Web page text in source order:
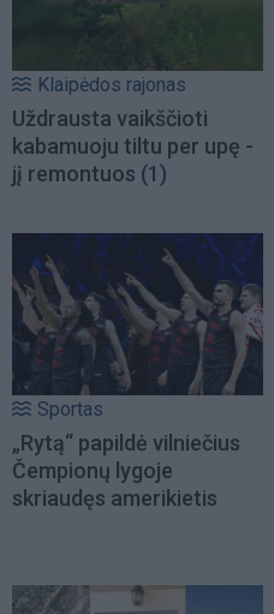
Klaipėdos rajonas
Uždrausta vaikščioti
kabamuoju tiltu per upę -
jį remontuos (1)
Sportas
„Rytą“ papildė vilniečius
Čempionų lygoje
skriaudęs amerikietis